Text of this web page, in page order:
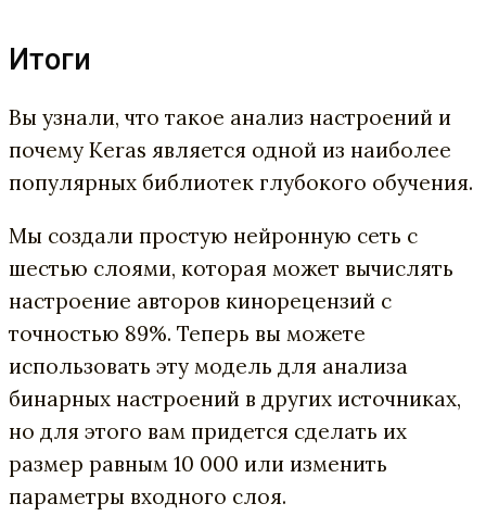
Итоги
Вы узнали, что такое анализ настроений и
почему Keras является одной из наиболее
популярных библиотек глубокого обучения.
Мы создали простую нейронную сеть с
шестью слоями, которая может вычислять
настроение авторов кинорецензий с
точностью 89%. Теперь вы можете
использовать эту модель для анализа
бинарных настроений в других источниках,
но для этого вам придется сделать их
размер равным 10 000 или изменить
параметры входного слоя.